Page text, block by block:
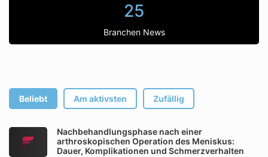
25
Branchen News
Beliebt Am aktivsten Zufällig
Nachbehandlungsphase nach einer
arthroskopischen Operation des Meniskus:
Dauer, Komplikationen und Schmerzverhalten